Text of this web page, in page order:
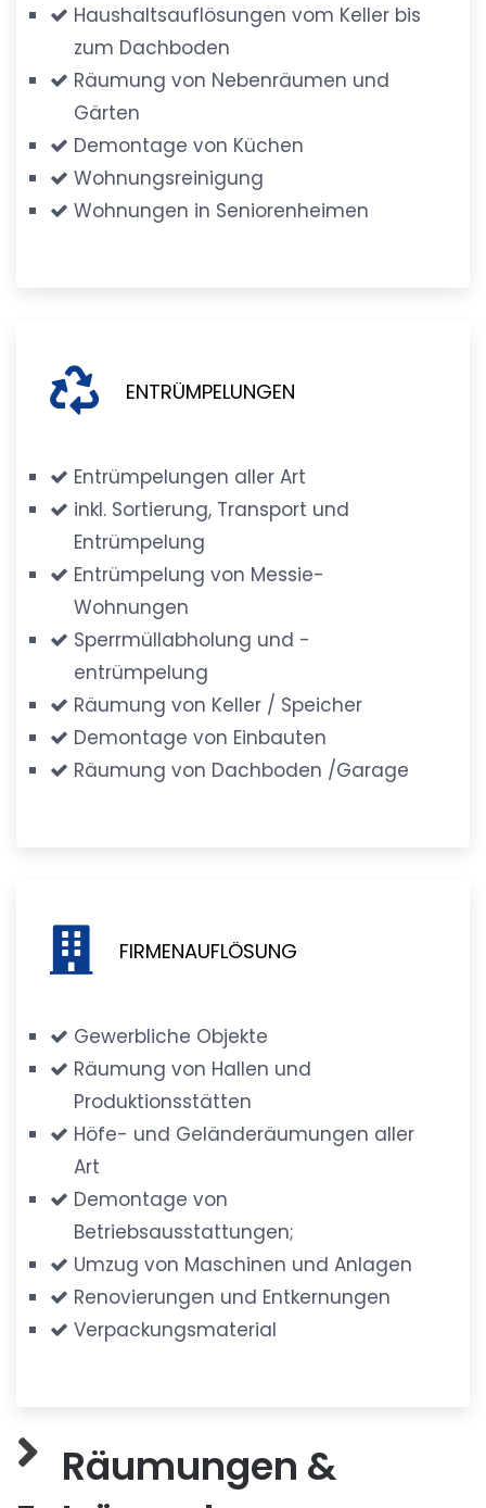
Haushaltsauflösungen vom Keller bis
zum Dachboden
Räumung von Nebenräumen und
Gärten
Demontage von Küchen
Wohnungsreinigung
Wohnungen in Seniorenheimen
ENTRÜMPELUNGEN
Entrümpelungen aller Art
inkl. Sortierung, Transport und
Entrümpelung
Entrümpelung von Messie-
Wohnungen
Sperrmüllabholung und -
entrümpelung
Räumung von Keller / Speicher
Demontage von Einbauten
Räumung von Dachboden /Garage
FIRMENAUFLÖSUNG
Gewerbliche Objekte
Räumung von Hallen und
Produktionsstätten
Höfe- und Geländeräumungen aller
Art
Demontage von
Betriebsausstattungen;
Umzug von Maschinen und Anlagen
Renovierungen und Entkernungen
Verpackungsmaterial
Räumungen &